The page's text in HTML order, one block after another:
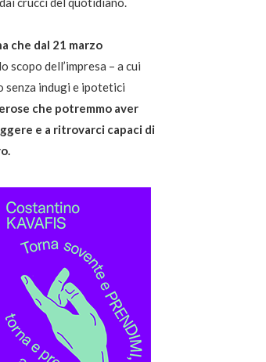
che dal 21 marzo
scopo dell’impresa – a cui
senza indugi e ipotetici
che potremmo aver
e a ritrovarci capaci di